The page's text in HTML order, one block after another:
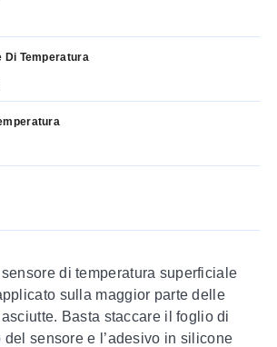
Di Temperatura
sensore di temperatura superficiale
sulla maggior parte delle
Basta staccare il foglio di
sensore e l’adesivo in silicone